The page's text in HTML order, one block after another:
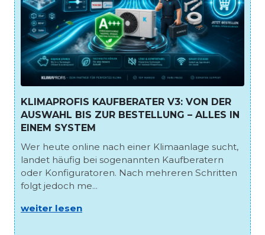
KLIMAPROFIS KAUFBERATER V3: VON DER
AUSWAHL BIS ZUR BESTELLUNG – ALLES IN
EINEM SYSTEM
Wer heute online nach einer Klimaanlage sucht,
landet häufig bei sogenannten Kaufberatern
oder Konfiguratoren. Nach mehreren Schritten
folgt jedoch me...
weiter lesen